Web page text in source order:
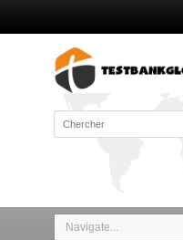
Navigate...